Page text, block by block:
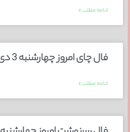
ادامه مطلب »
فال چای امروز چهارشنبه 3 دی 1404
ادامه مطلب »